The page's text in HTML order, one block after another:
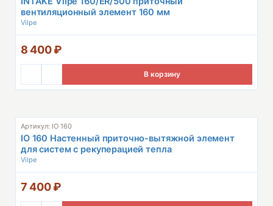
вентиляционный элемент 160 мм
Vilpe
8 400₽
В корзину
Артикул: IO 160
IO 160 Настенный приточно-вытяжной элемент
для систем с рекуперацией тепла
Vilpe
7 400₽